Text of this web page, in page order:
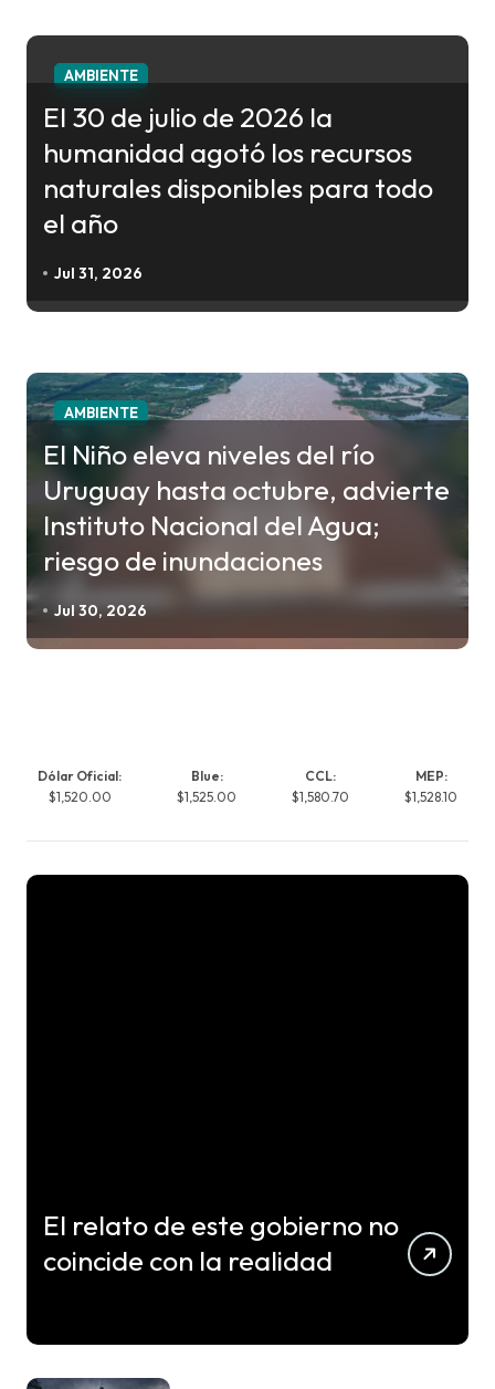
a
AMBIENTE
El 30 de julio de 2026 la
humanidad agotó los recursos
naturales disponibles para todo
el año
Jul 31, 2026
AMBIENTE
El Niño eleva niveles del río
Uruguay hasta octubre, advierte
Instituto Nacional del Agua;
riesgo de inundaciones
Jul 30, 2026
Dólar Oficial:
$1,520.00
Blue:
$1,525.00
CCL:
$1,580.70
MEP:
$1,528.10
El relato de este gobierno no
coincide con la realidad